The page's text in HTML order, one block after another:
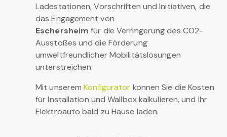
Ladestationen, Vorschriften und Initiativen, die
das Engagement von
Eschersheim für die Verringerung des CO2-
Ausstoßes und die Förderung
umweltfreundlicher Mobilitätslösungen
unterstreichen.
Mit unseremKonfigurator können Sie die Kosten
für Installation und Wallbox kalkulieren, und Ihr
Elektroauto bald zu Hause laden.